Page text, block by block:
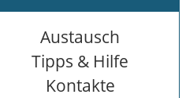
Austausch
Tipps & Hilfe
Kontakte